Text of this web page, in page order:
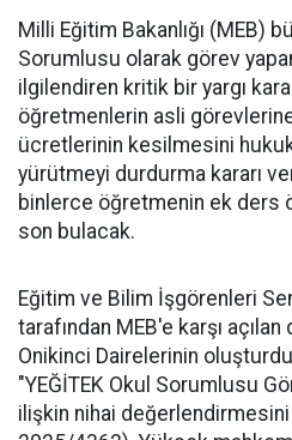
Milli Eğitim Bakanlığı (MEB)
Sorumlusu olarak görev
ilgilendiren kritik bir yargı
öğretmenlerin asli
ücretlerinin kesilmesini
yürütmeyi durdurma kararı
binlerce öğretmenin ek ders
son bulacak.
​Eğitim ve Bilim İşgörenleri
tarafından MEB'e karşı
Onikinci Dairelerinin
"YEĞİTEK Okul Sorumlusu
ilişkin nihai değerlendirmesini